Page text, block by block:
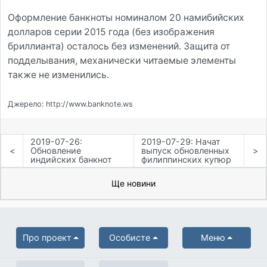
Оформление банкноты номиналом 20 намибийских
долларов серии 2015 года (без изображения
бриллианта) осталось без изменений. Защита от
подделывания, механически читаемые элементы
также не изменились.
Джерело: http://www.banknote.ws
<
2019-07-26:
Обновление
индийских банкнот
2019-07-29: Начат
выпуск обновленных
филиппинских купюр
>
Ще новини
Про проект Особисте Меню